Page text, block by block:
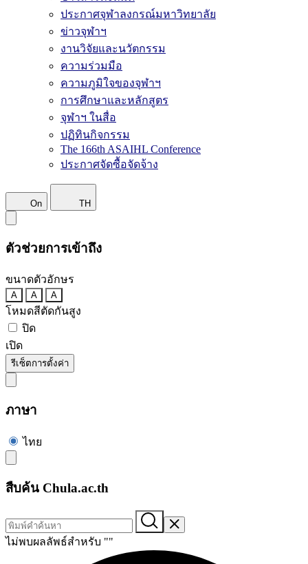
ประกาศจุฬาลงกรณ์มหาวิทยาลัย
ข่าวจุฬาฯ
งานวิจัยและนวัตกรรม
ความร่วมมือ
ความภูมิใจของจุฬาฯ
การศึกษาและหลักสูตร
จุฬาฯ ในสื่อ
ปฏิทินกิจกรรม
The 166th ASAIHL Conference
ประกาศจัดซื้อจัดจ้าง
On TH
ตัวช่วยการเข้าถึง
ขนาดตัวอักษร
A A A
โหมดสีตัดกันสูง
ปิด
เปิด
รีเซ็ตการตั้งค่า
ภาษา
ไทย
สืบค้น Chula.ac.th
ไม่พบผลลัพธ์สำหรับ ""